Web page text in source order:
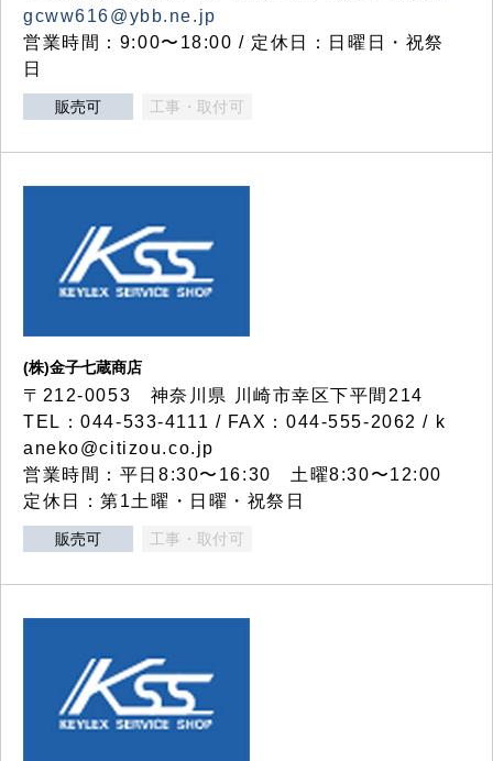
gcww616@ybb.ne.jp
営業時間：9:00〜18:00 / 定休日：日曜日・祝祭
日
販売可 工事・取付可
(株)金子七蔵商店
〒212-0053 神奈川県 川崎市幸区下平間214
TEL：044-533-4111 / FAX：044-555-2062 / k
aneko@citizou.co.jp
営業時間：平日8:30〜16:30 土曜8:30〜12:00
定休日：第1土曜・日曜・祝祭日
販売可 工事・取付可